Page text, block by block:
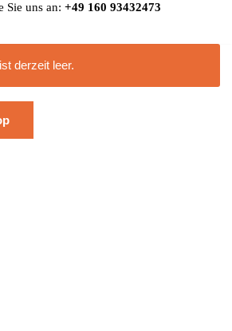
Sie uns an: +49 160 93432473
derzeit leer.